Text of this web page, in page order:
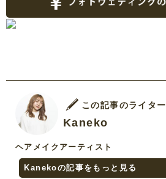
この記事のライター
Kaneko
ヘアメイクアーティスト
Kanekoの記事をもっと見る